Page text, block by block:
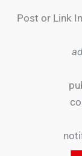
Post or Link